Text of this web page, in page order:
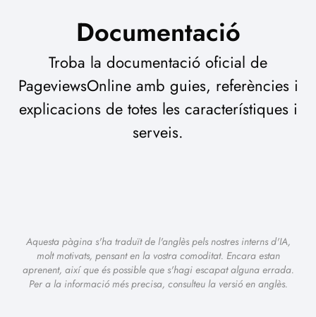
Documentació
Troba la documentació oficial de
PageviewsOnline amb guies, referències i
explicacions de totes les característiques i
serveis.
Aquesta pàgina s'ha traduït de l'anglès pels nostres interns d'IA,
molt motivats, pensant en la vostra comoditat. Encara estan
aprenent, així que és possible que s'hagi escapat alguna errada.
Per a la informació més precisa, consulteu la versió en anglès.